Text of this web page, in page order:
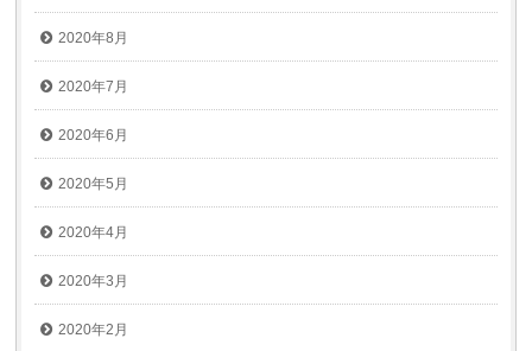
2020年8月
2020年7月
2020年6月
2020年5月
2020年4月
2020年3月
2020年2月